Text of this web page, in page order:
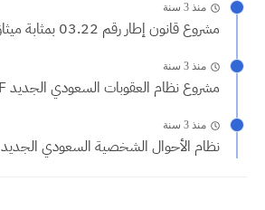
منذ 3 سنة
مشروع قانون إطار رقم 03.22 بمثابة ميثاق الاستثمار PDF
منذ 3 سنة
مشروع نظام العقوبات السعودي الجديد PDF
منذ 3 سنة
نظام الأحوال الشخصية السعودي الجديد